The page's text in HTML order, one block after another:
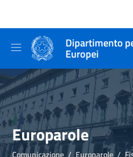
Dipartimento
Europei
Europarole
Comunicazione Europarole